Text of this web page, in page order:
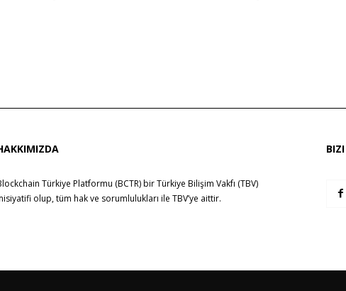
Türkiye Platformu (BCTR) birTürkiye Bilişim Vakfı (TBV)
olup, tüm hak ve sorumlulukları ile TBV’ye aittir.